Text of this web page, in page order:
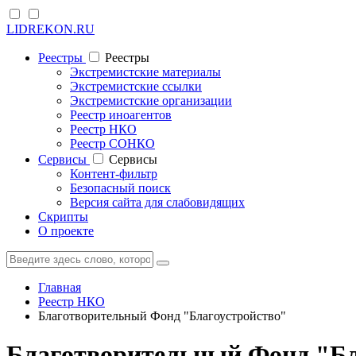
LIDREKON.RU
Реестры
Реестры
Экстремистские материалы
Экстремистские ссылки
Экстремистские организации
Реестр иноагентов
Реестр НКО
Реестр СОНКО
Cервисы
Cервисы
Контент-фильтр
Безопасный поиск
Версия сайта для слабовидящих
Скрипты
О проекте
Главная
Реестр НКО
Благотворительный Фонд "Благоустройство"